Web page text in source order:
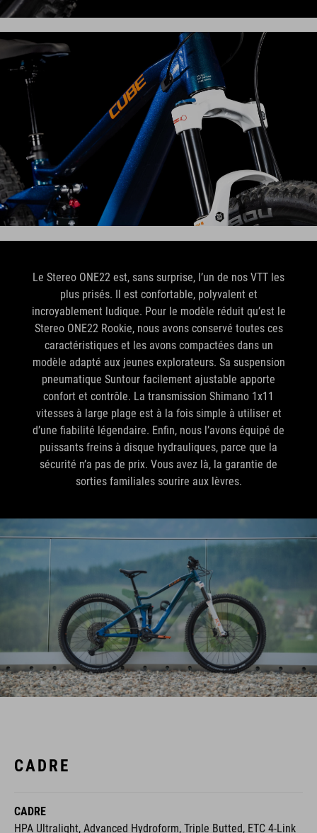
Le Stereo ONE22 est, sans surprise, l’un de nos VTT les
plus prisés. Il est confortable, polyvalent et
incroyablement ludique. Pour le modèle réduit qu’est le
Stereo ONE22 Rookie, nous avons conservé toutes ces
caractéristiques et les avons compactées dans un
modèle adapté aux jeunes explorateurs. Sa suspension
pneumatique Suntour facilement ajustable apporte
confort et contrôle. La transmission Shimano 1x11
vitesses à large plage est à la fois simple à utiliser et
d’une fiabilité légendaire. Enfin, nous l’avons équipé de
puissants freins à disque hydrauliques, parce que la
sécurité n’a pas de prix. Vous avez là, la garantie de
sorties familiales sourire aux lèvres.
CADRE
CADRE
HPA Ultralight, Advanced Hydroform, Triple Butted, ETC 4-Link